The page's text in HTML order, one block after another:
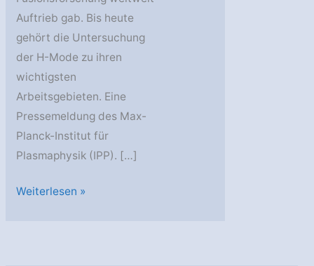
Auftrieb gab. Bis heute
gehört die Untersuchung
der H-Mode zu ihren
wichtigsten
Arbeitsgebieten. Eine
Pressemeldung des Max-
Planck-Institut für
Plasmaphysik (IPP). […]
Diese
Weiterlesen »